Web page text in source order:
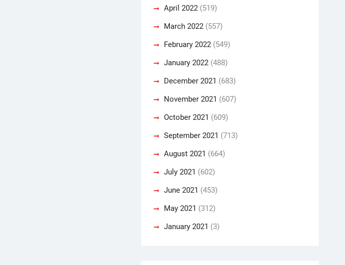
April 2022 (519)
March 2022 (557)
February 2022 (549)
January 2022 (488)
December 2021 (683)
November 2021 (607)
October 2021 (609)
September 2021 (713)
August 2021 (664)
July 2021 (602)
June 2021 (453)
May 2021 (312)
January 2021 (3)